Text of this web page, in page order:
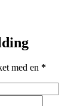
med en *